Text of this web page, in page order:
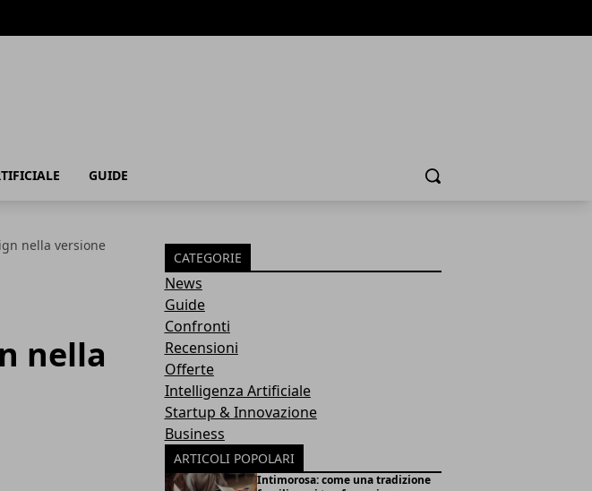
GUIDE Cerca
nella versione
nella
CATEGORIE
News
Guide
Confronti
Recensioni
Offerte
Intelligenza Artificiale
Startup & Innovazione
Business
ARTICOLI POPOLARI
Intimorosa: come una tradizione